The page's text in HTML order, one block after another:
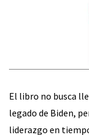
El libro no busca
legado de Biden,
liderazgo en